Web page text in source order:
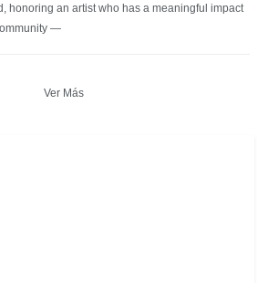
honoring an artist who has a meaningful impact
—
Ver Más